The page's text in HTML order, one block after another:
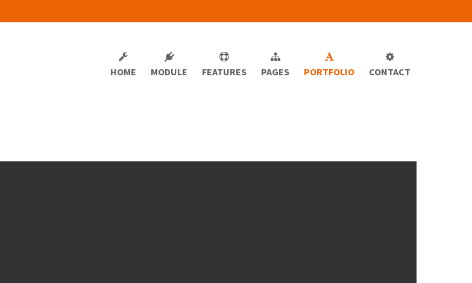
HOME MODULE FEATURES PAGES PORTFOLIO CONTACT